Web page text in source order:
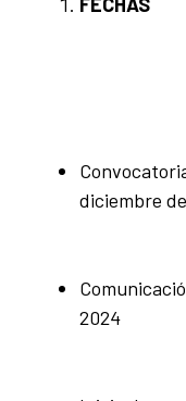
diciembre
2024